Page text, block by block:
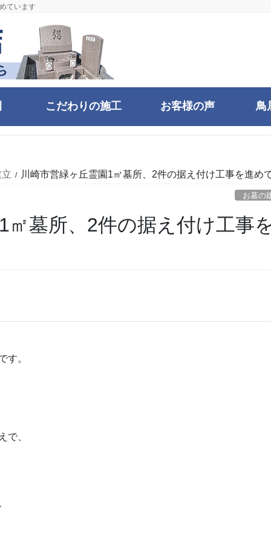
ています
こだわりの施工 お客様の声 鳥
川崎市営緑ヶ丘霊園1㎡墓所、2件の据え付け工事を進め
お墓の
㎡墓所、2件の据え付け工事
す。
で、